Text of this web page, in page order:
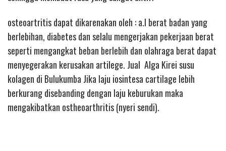
osteoartritis dapat dikarenakan oleh : a.l berat badan yang
berlebihan, diabetes dan selalu mengerjakan pekerjaan berat
seperti mengangkat beban berlebih dan olahraga berat dapat
menyegerakan kerusakan artilege. Jual Alga Kirei susu
kolagen di Bulukumba Jika laju iosintesa cartilage lebih
berkurang disebanding dengan laju keburukan maka
mengakibatkan ostheoarthritis (nyeri sendi).